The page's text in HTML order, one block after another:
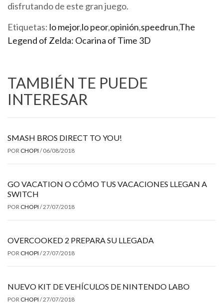
disfrutando de este gran juego.
Etiquetas: lo mejor,lo peor,opinión,speedrun,The
Legend of Zelda: Ocarina of Time 3D
TAMBIÉN TE PUEDE
INTERESAR
SMASH BROS DIRECT TO YOU!
POR CHOPI / 06/08/2018
GO VACATION O CÓMO TUS VACACIONES LLEGAN A
SWITCH
POR CHOPI /27/07/2018
OVERCOOKED 2 PREPARA SU LLEGADA
POR CHOPI /27/07/2018
NUEVO KIT DE VEHÍCULOS DE NINTENDO LABO
POR CHOPI /27/07/2018